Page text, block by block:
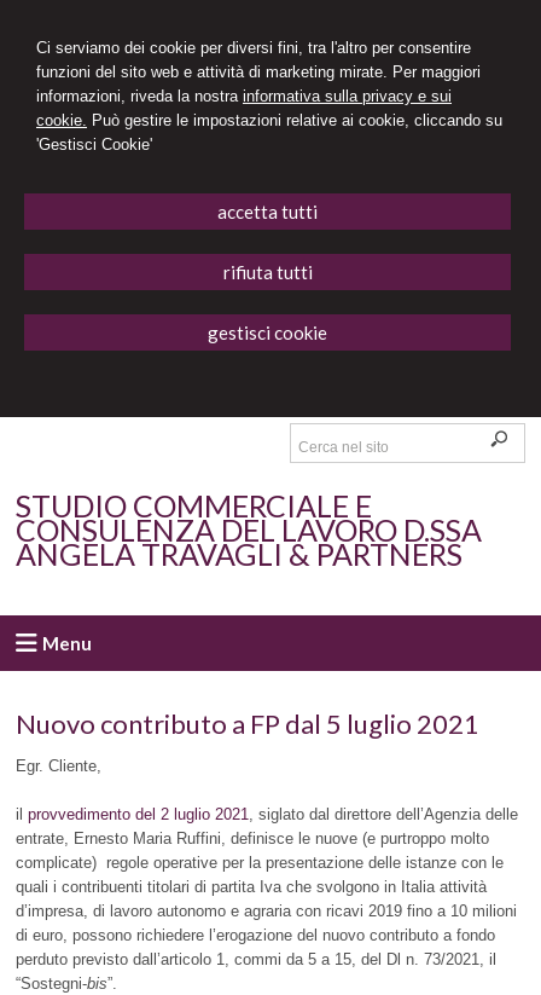
Ci serviamo dei cookie per diversi fini, tra l'altro per consentire
funzioni del sito web e attività di marketing mirate. Per maggiori
informazioni, riveda la nostra informativa sulla privacy e sui
cookie. Può gestire le impostazioni relative ai cookie, cliccando su
'Gestisci Cookie'
accetta tutti
rifiuta tutti
gestisci cookie
STUDIO COMMERCIALE E
CONSULENZA DEL LAVORO D.SSA
ANGELA TRAVAGLI & PARTNERS
Menu
Nuovo contributo a FP dal 5 luglio 2021
Egr. Cliente,
ilprovvedimento del 2 luglio 2021, siglato dal direttore dell’Agenzia delle
entrate, Ernesto Maria Ruffini, definisce le nuove (e purtroppo molto
complicate) regole operative per la presentazione delle istanze con le
quali i contribuenti titolari di partita Iva che svolgono in Italia attività
d’impresa, di lavoro autonomo e agraria con ricavi 2019 fino a 10 milioni
di euro, possono richiedere l’erogazione del nuovo contributo a fondo
perduto previsto dall’articolo 1, commi da 5 a 15, del Dl n. 73/2021, il
“Sostegni-bis”.